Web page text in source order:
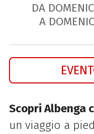
DA
A
Scopri Albenga
un viaggio a